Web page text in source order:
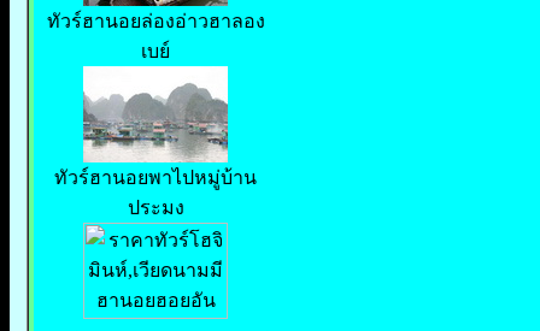
ทัวร์ฮานอยล่องอ่าวฮาลอง
เบย์
ทัวร์ฮานอยพาไปหมู่บ้าน
ประมง